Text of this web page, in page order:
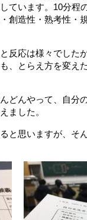
ています。10分程
創造性・熟考性・
反応は様々でした
、とらえ方を変え
どんやって、自分
ました。
と思いますが、そ